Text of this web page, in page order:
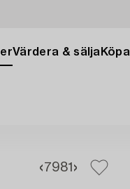
Värdera & sälja Köpa
7981